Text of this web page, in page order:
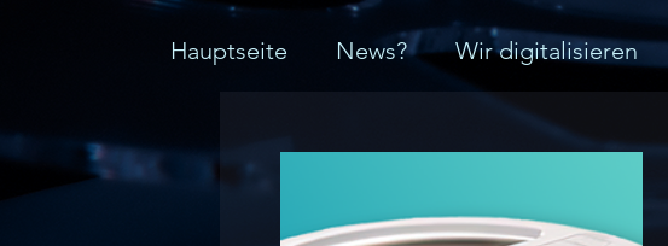
Hauptseite News? Wir digitalisieren